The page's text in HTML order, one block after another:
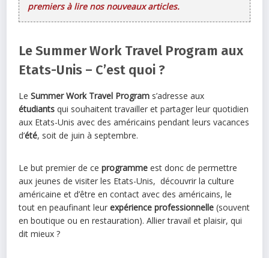
premiers à lire nos nouveaux articles.
Le Summer Work Travel Program aux
Etats-Unis – C’est quoi ?
LeSummer Work Travel Program s’adresse aux
étudiants qui souhaitent travailler et partager leur quotidien
aux Etats-Unis avec des américains pendant leurs vacances
d’été, soit de juin à septembre.
Le but premier de ceprogramme est donc de permettre
aux jeunes de visiter les Etats-Unis, découvrir la culture
américaine et d’être en contact avec des américains, le
tout en peaufinant leurexpérience professionnelle(souvent
en boutique ou en restauration). Allier travail et plaisir, qui
dit mieux ?